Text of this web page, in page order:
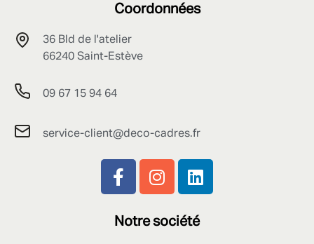
Coordonnées
36 Bld de l'atelier
66240 Saint-Estève
09 67 15 94 64
service-client@deco-cadres.fr
Notre société